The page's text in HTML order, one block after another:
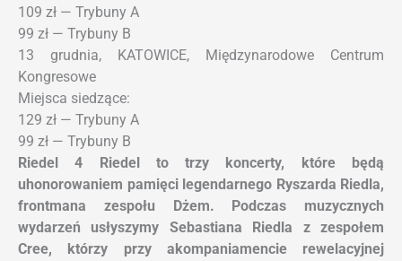
109 zł — Trybuny A
99 zł — Trybuny B
13 grudnia, KATOWICE, Międzynarodowe Centrum
Kongresowe
Miejsca siedzące:
129 zł — Trybuny A
99 zł — Trybuny B
Riedel 4 Riedel to trzy koncerty, które będą
uhonorowaniem pamięci legendarnego Ryszarda Riedla,
frontmana zespołu Dżem. Podczas muzycznych
wydarzeń usłyszymy Sebastiana Riedla z zespołem
Cree, którzy przy akompaniamencie rewelacyjnej